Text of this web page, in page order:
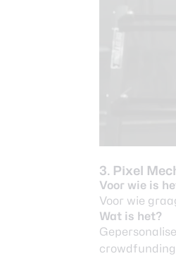
3. Pixel
Voor wie is
Voor wie
Wat is het?